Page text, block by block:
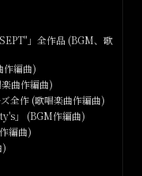
」全作品 (BGM、歌
作編曲)
曲作編曲)
全作 (歌唱楽曲作編曲)
」 (BGM作編曲)
編曲)
)